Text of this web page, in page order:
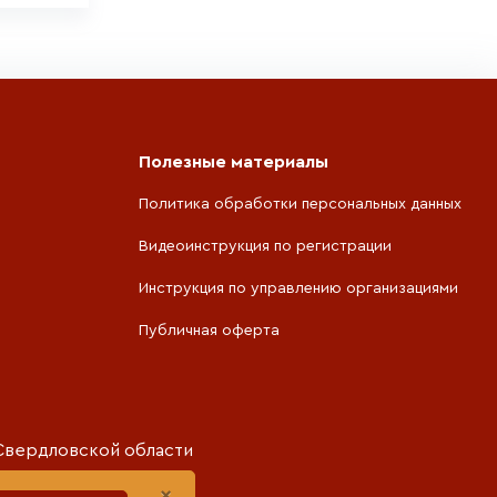
Полезные материалы
Политика обработки персональных данных
Видеоинструкция по регистрации
Инструкция по управлению организациями
Публичная оферта
области